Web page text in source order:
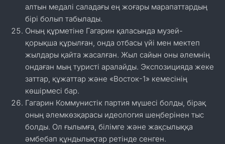
алтын медалі саладағы ең жоғары марапаттардың
бірі болып табылады.
Оның құрметіне Гагарин қаласында музей-
қорықша құрылған, онда отбасы үйі мен мектеп
жылдары қайта жасалған. Жыл сайын оны әлемнің
ондаған мың туристі аралайды. Экспозицияда жеке
заттар, құжаттар және «Восток-1» кемесінің
көшірмесі бар.
Гагарин Коммунистік партия мүшесі болды, бірақ
оның әлемкөзқарасы идеология шеңберінен тыс
болды. Ол ғылымға, білімге және жақсылыққа
әмбебап құндылықтар ретінде сенген.